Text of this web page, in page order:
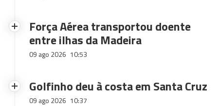
Força Aérea transportou doente
entre ilhas da Madeira
09 ago 2026 10:53
Golfinho deu à costa em Santa Cruz
09 ago 2026 10:37